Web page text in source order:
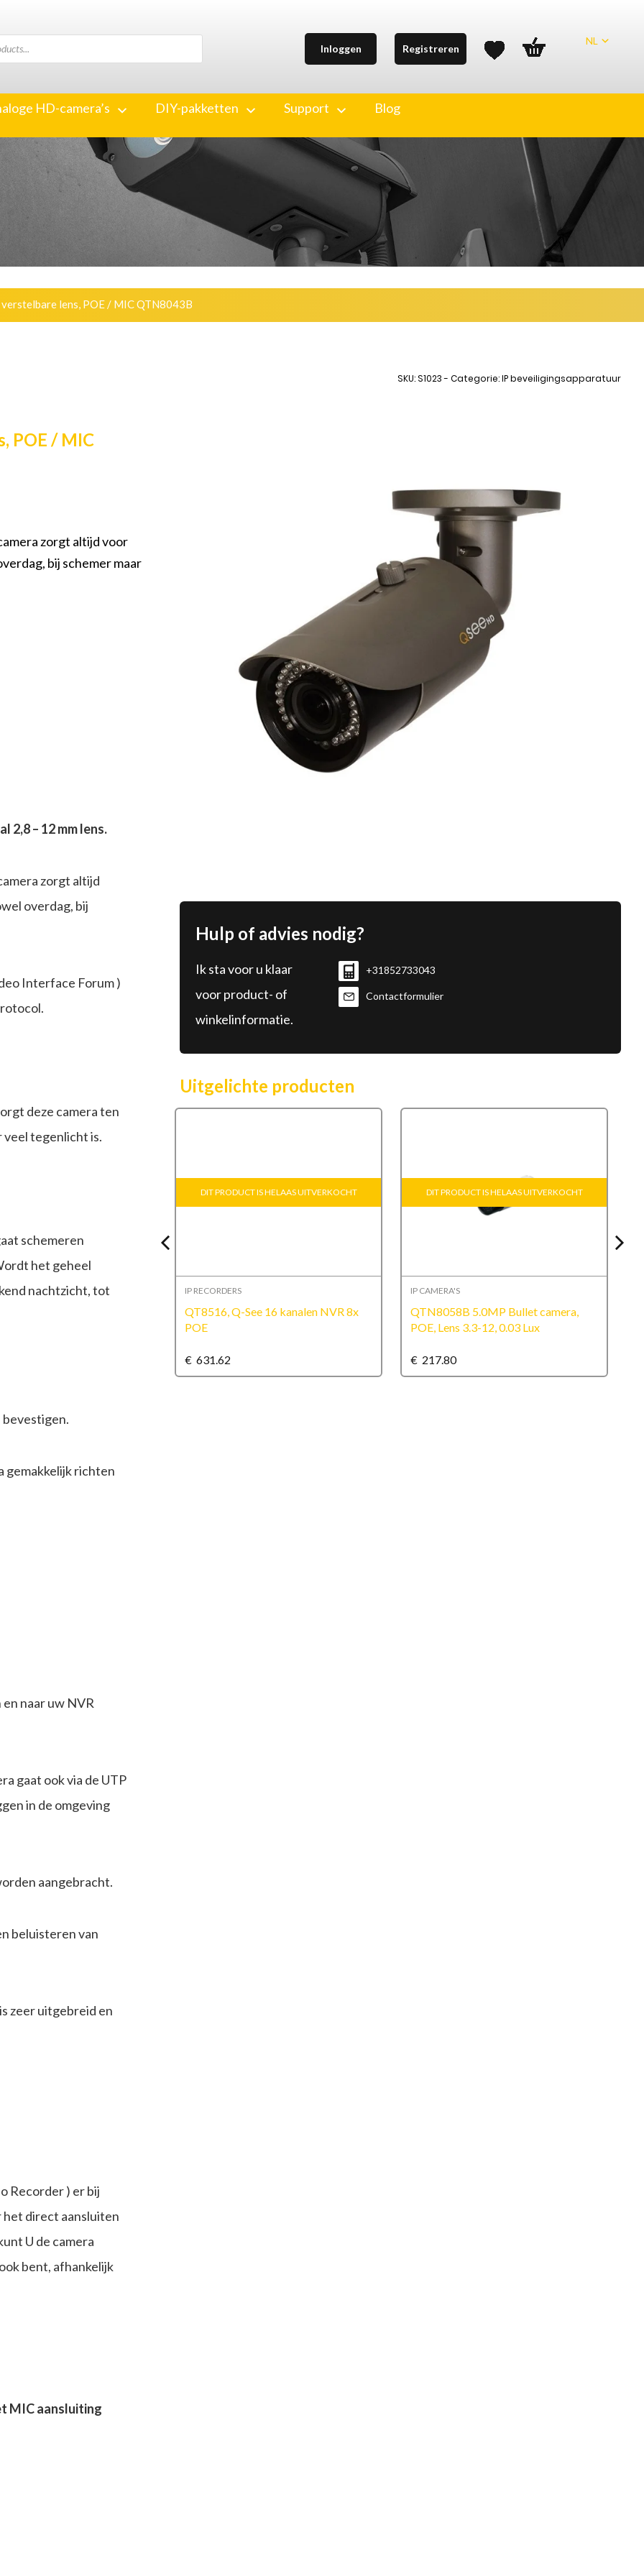
Inloggen Registreren
NL
HD-camera’s DIY-pakketten Support Blog
lens, POE / MIC QTN8043B
SKU: S1023 - Categorie: IP beveiligingsapparatuur
Hulp of advies nodig?
Ik sta voor u klaar
voor product- of
winkelinformatie.
+31852733043
Contactformulier
Uitgelichte producten
DIT PRODUCT IS HELAAS UITVERKOCHT
IP RECORDERS
QT8516, Q-See 16 kanalen NVR 8x
POE
€ 631.62
DIT PRODUCT IS HELAAS UITVERKOCHT
IP CAMERA'S
QTN8058B 5.0MP Bullet camera,
POE, Lens 3.3-12, 0.03 Lux
€ 217.80
POE / MIC
zorgt altijd voor
bij schemer maar
– 12 mm lens.
zorgt altijd
overdag, bij
Interface Forum )
deze camera ten
tegenlicht is.
schemeren
het geheel
nachtzicht, tot
bevestigen.
gemakkelijk richten
naar uw NVR
gaat ook via de UTP
in de omgeving
aangebracht.
beluisteren van
zeer uitgebreid en
Recorder ) er bij
direct aansluiten
U de camera
bent, afhankelijk
MIC aansluiting